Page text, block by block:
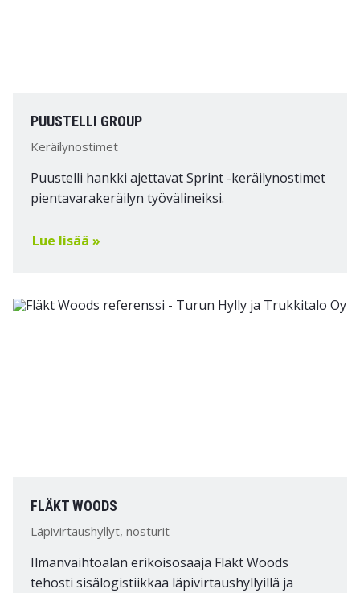
PUUSTELLI GROUP
Keräilynostimet
Puustelli hankki ajettavat Sprint -keräilynostimet
pientavarakeräilyn työvälineiksi.
Lue lisää »
FLÄKT WOODS
Läpivirtaushyllyt, nosturit
Ilmanvaihtoalan erikoisosaaja Fläkt Woods
tehosti sisälogistiikkaa läpivirtaushyllyillä ja